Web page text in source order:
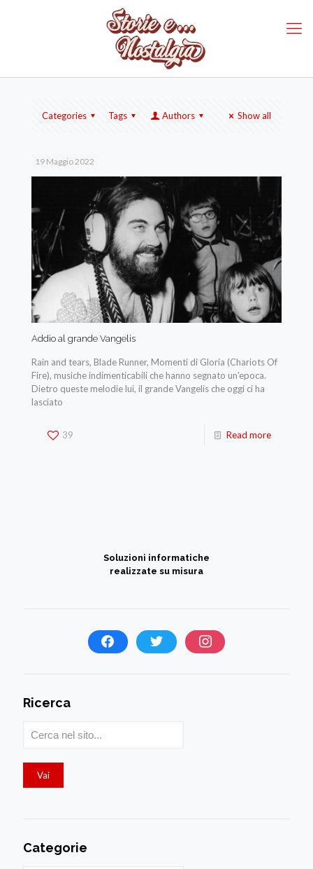
Categories Tags Authors Show all
19 Maggio 2022
Addio al grande Vangelis
Rain and tears, Blade Runner, Momenti di Gloria (Chariots Of
Fire), musiche indimenticabili che hanno segnato un'epoca.
Dietro queste melodie lui, il grande Vangelis che oggi ci ha
lasciato
39 Read more
Soluzioni informatiche
realizzate su misura
Ricerca
Categorie